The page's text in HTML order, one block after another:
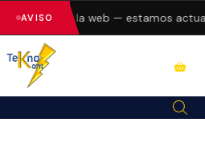
AVISO
errores en la web — estamos